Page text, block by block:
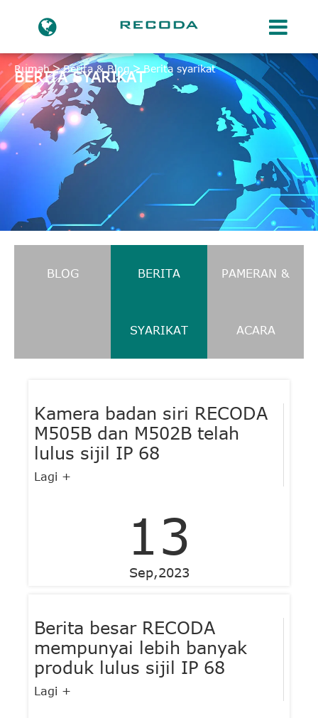
Rumah Berita & Blog Berita syarikat
BERITA SYARIKAT
BLOG BERITA
SYARIKAT
PAMERAN &
ACARA
Kamera badan siri RECODA
M505B dan M502B telah
lulus sijil IP 68
Lagi +
13
Sep,2023
Berita besar RECODA
mempunyai lebih banyak
produk lulus sijil IP 68
Lagi +